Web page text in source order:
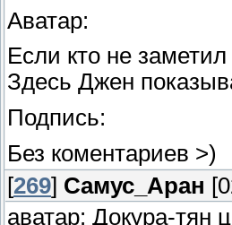
Аватар:
Если кто не
Здесь Джен
Подпись:
Без коментариев >)
[269] Самус_Аран
аватар: Докура-тян